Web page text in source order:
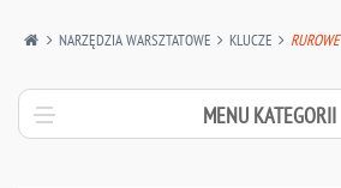
NARZĘDZIA WARSZTATOWE KLUCZE RUROWE
MENU KATEGORII